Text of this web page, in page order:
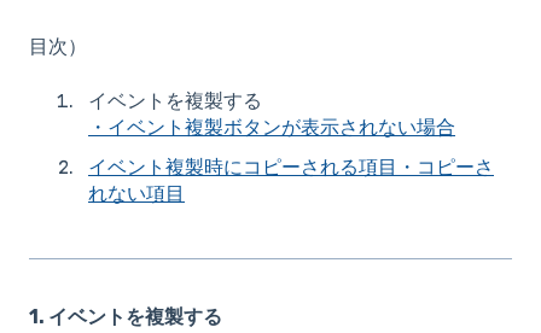
目次）
イベントを複製する
・イベント複製ボタンが表示されない場合
イベント複製時にコピーされる項目・コピーさ
れない項目
1. イベントを複製する